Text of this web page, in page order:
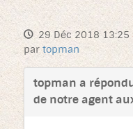
29 Déc 2018 13:25
par topman
topman a
de notre agent